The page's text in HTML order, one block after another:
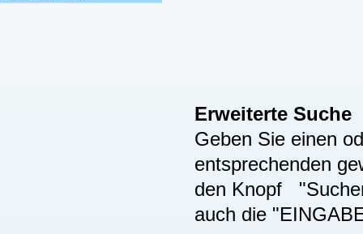
Erweiterte Suche
Geben Sie einen
entsprechenden
den Knopf
auch die